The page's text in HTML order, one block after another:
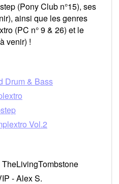
(Pony Club n°15), ses
ainsi que les genres
(PC n° 9 & 26) et le
venir) !
Drum & Bass
Vol.2
- Alex S.